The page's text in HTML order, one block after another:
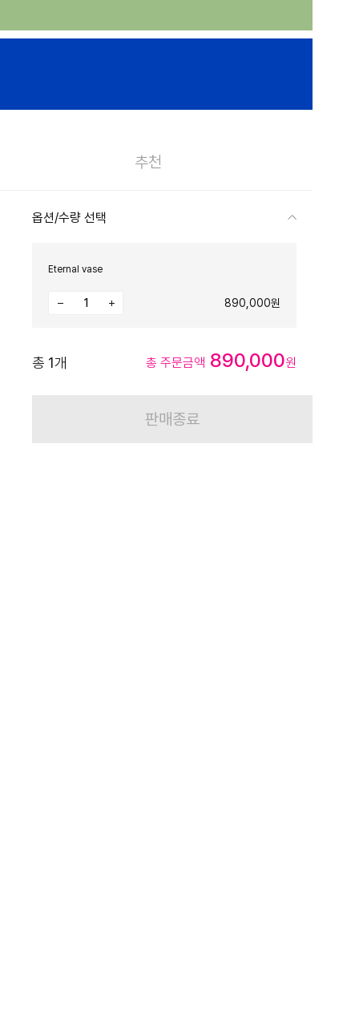
추천
옵션/수량 선택
Eternal vase
890,000원
총 1개 총 주문금액 890,000원
판매종료